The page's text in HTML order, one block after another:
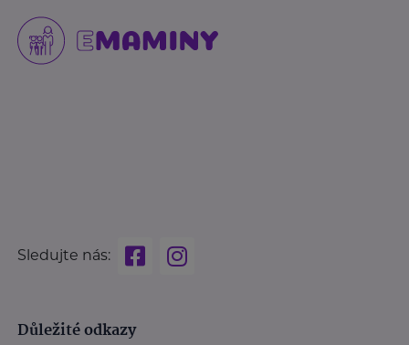
Sledujte nás:
Důležité odkazy